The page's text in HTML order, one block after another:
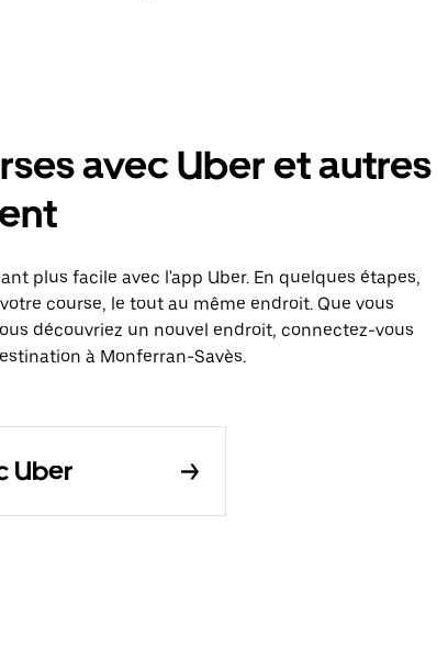
avec Uber et autres
plus facile avec l'app Uber. En quelques étapes,
course, le tout au même endroit. Que vous
découvriez un nouvel endroit, connectez-vous
à Monferran-Savès.
Uber